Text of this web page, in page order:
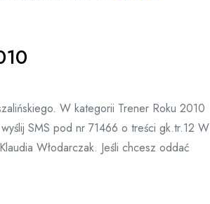
W kategorii Trener Roku 2010
SMS pod nr 71466 o treści gk.tr.12 W
Włodarczak. Jeśli chcesz oddać